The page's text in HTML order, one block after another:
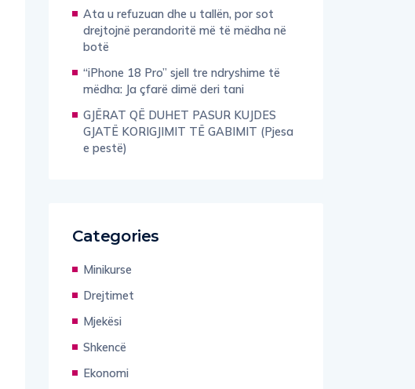
Ata u refuzuan dhe u tallën, por sot
drejtojnë perandoritë më të mëdha në
botë
“iPhone 18 Pro” sjell tre ndryshime të
mëdha: Ja çfarë dimë deri tani
GJËRAT QË DUHET PASUR KUJDES
GJATË KORIGJIMIT TË GABIMIT (Pjesa
e pestë)
Categories
Minikurse
Drejtimet
Mjekësi
Shkencë
Ekonomi